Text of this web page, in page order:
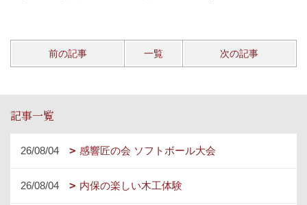
前の記事 一覧 次の記事
記事一覧
26/08/04 感響匠の会 ソフトボール大会
26/08/04 内保の楽しい木工体験